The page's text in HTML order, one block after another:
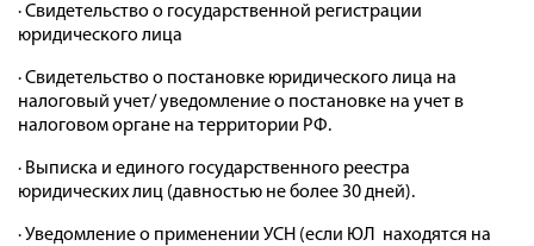
· Свидетельство о государственной регистрации
юридического лица
· Свидетельство о постановке юридического лица на
налоговый учет/ уведомление о постановке на учет в
налоговом органе на территории РФ.
· Выписка и единого государственного реестра
юридических лиц (давностью не более 30 дней).
· Уведомление о применении УСН (если ЮЛ находятся на